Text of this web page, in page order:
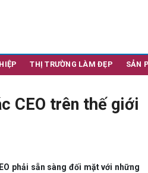
THỊ TRƯỜNG LÀM ĐẸP SẢN
CEO trên thế giới
phải sẵn sàng đối mặt với những